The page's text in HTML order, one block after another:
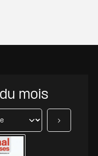
mois
Suivant